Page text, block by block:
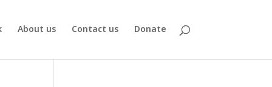
About us Contact us Donate